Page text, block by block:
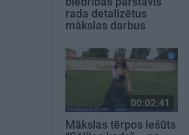
rada detalizētus
mākslas darbus
00:02:41
Mākslas tērpos iešūts